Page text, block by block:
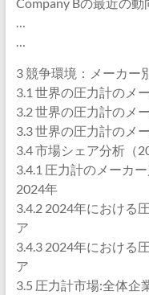
…
…
3 競争環境：メーカー
3.1 世界の圧力計のメ
3.2 世界の圧力計のメ
3.3 世界の圧力計のメ
3.4 市場シェア分析（
3.4.1 圧力計のメーカ
2024年
3.4.2 2024年における
ア
3.4.3 2024年における
ア
3.5 圧力計市場:全体企